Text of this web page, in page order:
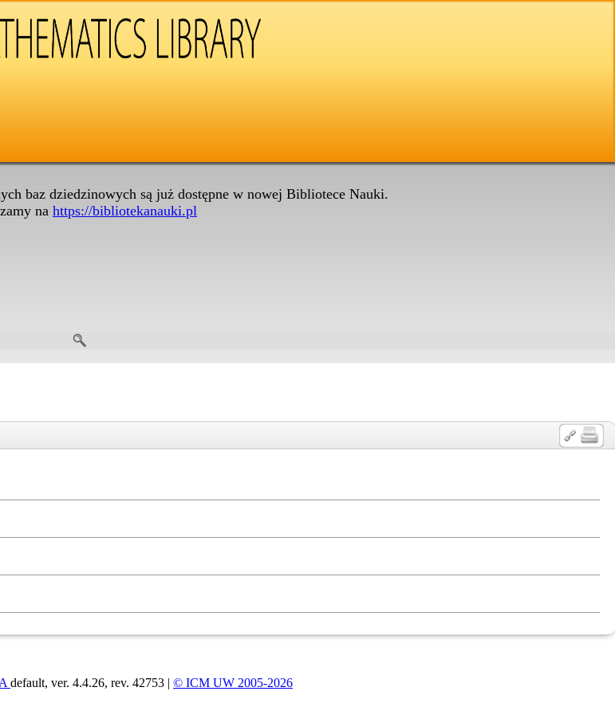
baz dziedzinowych są już dostępne w nowej Bibliotece Nauki.
na https://bibliotekanauki.pl
default, ver. 4.4.26, rev. 42753 | © ICM UW 2005-2026